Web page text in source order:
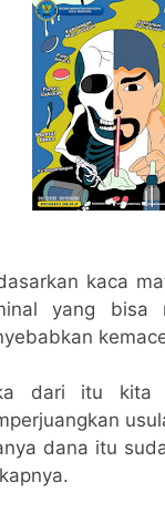
kaca
yang bisa
dari itu kita
dana itu